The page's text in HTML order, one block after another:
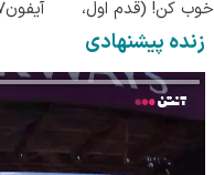
خوب کن! (قدم اول،
پرسش‌نامه)
زنده پیشنهادی